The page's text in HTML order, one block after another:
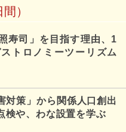
）
寿司」を目指す理由、1
トロノミーツーリズム
対策」から関係人口創出
検や、わな設置を学ぶ